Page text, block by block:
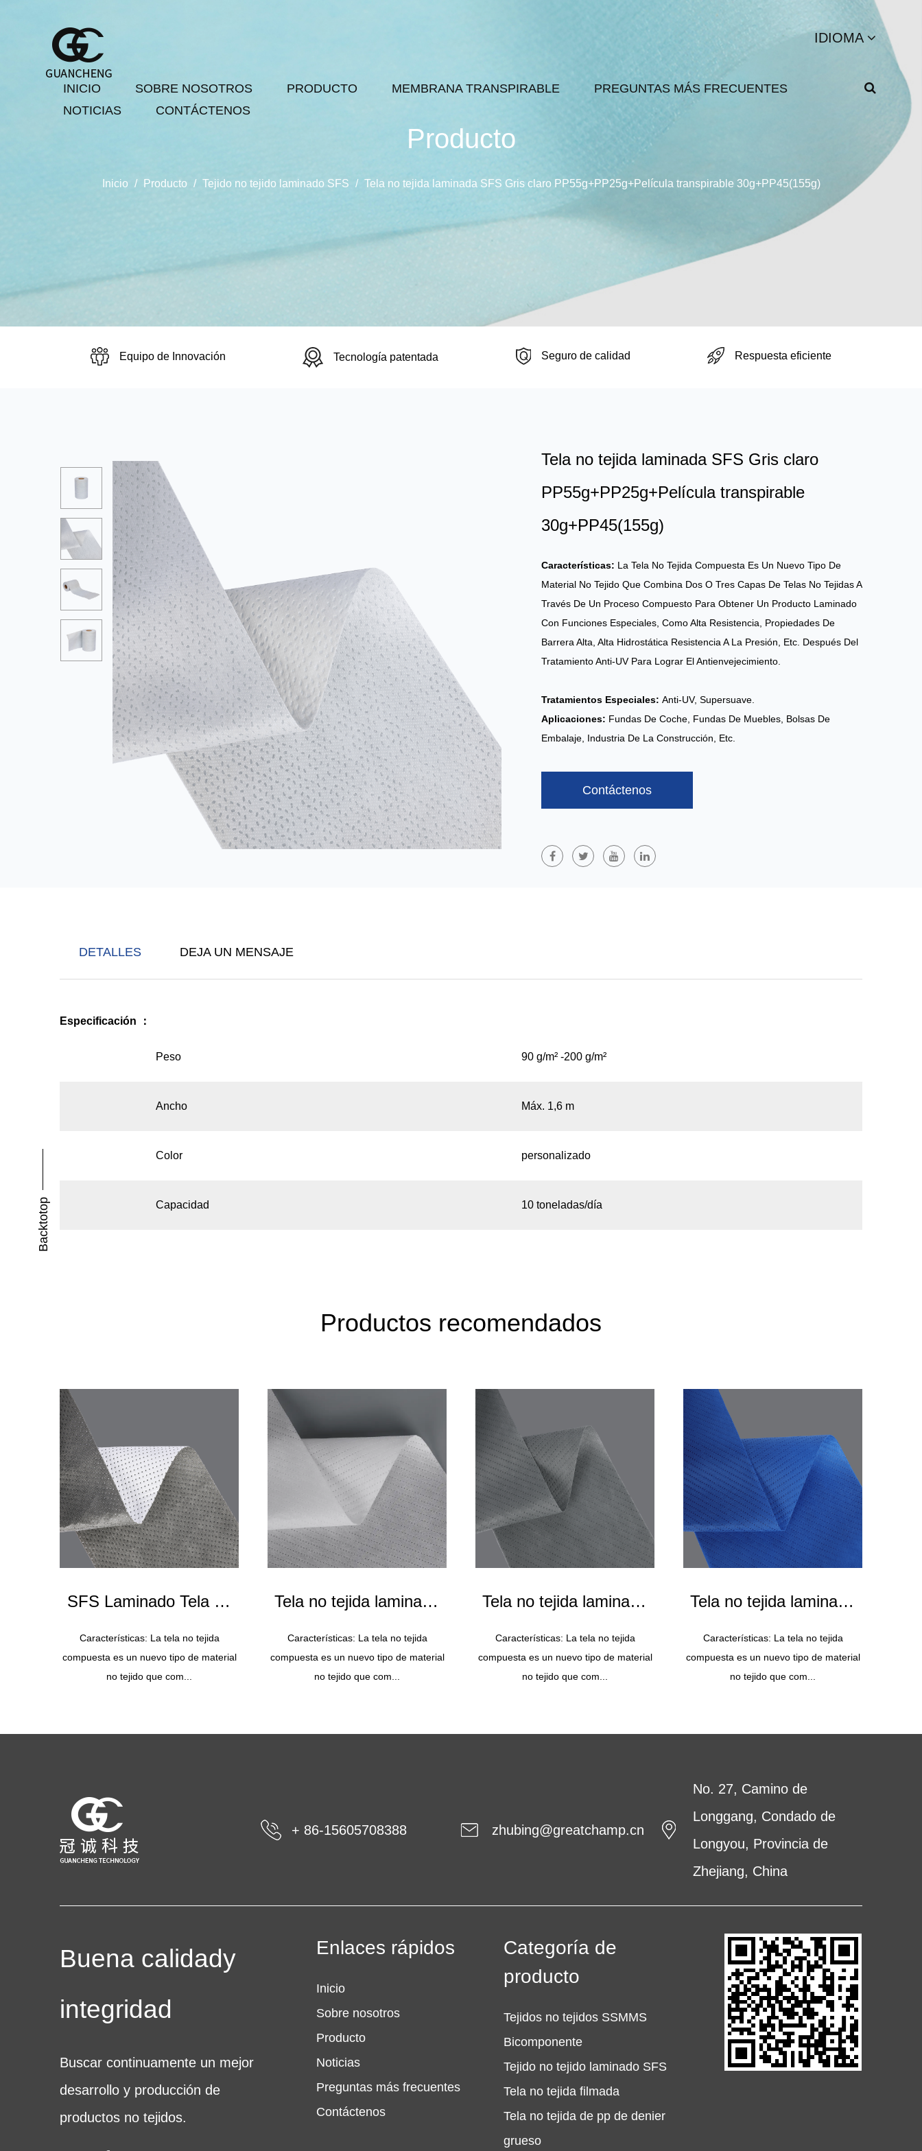
IDIOMA
INICIO SOBRE NOSOTROS PRODUCTO MEMBRANA TRANSPIRABLE
PREGUNTAS MÁS FRECUENTES
NOTICIAS
CONTÁCTENOS
Producto
Inicio / Producto / Tejido no tejido laminado SFS / Tela no tejida laminada SFS Gris claro PP55g+PP25g+Película transpirable 30g+PP45(155g)
Equipo de Innovación Tecnología patentada Seguro de calidad Respuesta eficiente
Tela no tejida laminada SFS Gris claro
PP55g+PP25g+Película transpirable
30g+PP45(155g)
Características: La Tela No Tejida Compuesta Es Un Nuevo Tipo De
Material No Tejido Que Combina Dos O Tres Capas De Telas No Tejidas A
Través De Un Proceso Compuesto Para Obtener Un Producto Laminado
Con Funciones Especiales, Como Alta Resistencia, Propiedades De
Barrera Alta, Alta Hidrostática Resistencia A La Presión, Etc. Después Del
Tratamiento Anti-UV Para Lograr El Antienvejecimiento.
Tratamientos Especiales: Anti-UV, Supersuave.
Aplicaciones: Fundas De Coche, Fundas De Muebles, Bolsas De
Embalaje, Industria De La Construcción, Etc.
Contáctenos
DETALLES DEJA UN MENSAJE
Especificación ：
Peso 90 g/m² -200 g/m²
Ancho Máx. 1,6 m
Color personalizado
Capacidad 10 toneladas/día
Productos recomendados
SFS Laminado Tela no
tejida Gris y Blanco
Características: La tela no tejida
compuesta es un nuevo tipo de material
no tejido que com...
Tela no tejida laminada
SFS Blanco
PP25+PP25+PP25(75g)
Características: La tela no tejida
compuesta es un nuevo tipo de material
no tejido que com...
Tela no tejida laminada
SFS Gris
PP50+PE30+PP30g(110g)
Características: La tela no tejida
compuesta es un nuevo tipo de material
no tejido que com...
Tela no tejida laminada
SFS Azul
PP25g+PP25g+PP25g(75g)
Características: La tela no tejida
compuesta es un nuevo tipo de material
no tejido que com...
+ 86-15605708388 zhubing@greatchamp.cn
No. 27, Camino de
Longgang, Condado de
Longyou, Provincia de
Zhejiang, China
Buena calidady
integridad
Buscar continuamente un mejor
desarrollo y producción de
productos no tejidos.
Enlaces rápidos
Inicio
Sobre nosotros
Producto
Noticias
Preguntas más frecuentes
Contáctenos
Categoría de
producto
Tejidos no tejidos SSMMS
Bicomponente
Tejido no tejido laminado SFS
Tela no tejida filmada
Tela no tejida de pp de denier
grueso
Backtotop